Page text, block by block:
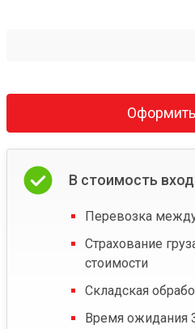
Оформить
В стоимость
Перевозка
Страхование
стоимости
Складская
Время ожидания